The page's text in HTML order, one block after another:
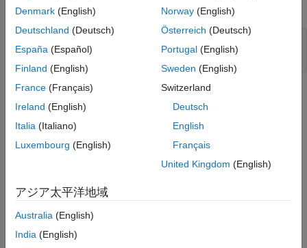
すべて展開する
モデル アドバイザー レポートのファイル名の取
得
バージョン履歴
R2021a で導入
参考
トピック
Denmark (English)
Deutschland (Deutsch)
España (Español)
Finland (English)
France (Français)
Ireland (English)
Italia (Italiano)
Luxembourg (English)
Norway(English)
Österreich (Deutsch)
Portugal(English)
Sweden (English)
Switzerland
Deutsch
English
Français
United Kingdom (English)
アジア太平洋地域
Australia (English)
India (English)